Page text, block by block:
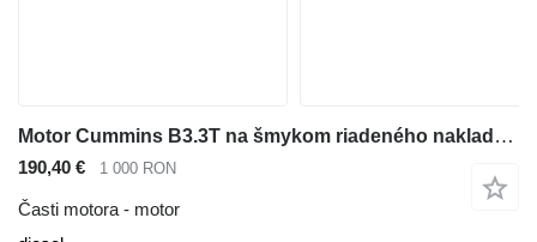
Motor Cummins B3.3T na šmykom riadeného nakladača Bobcat S160 S175 T190
190,40 € 1 000 RON
Časti motora - motor